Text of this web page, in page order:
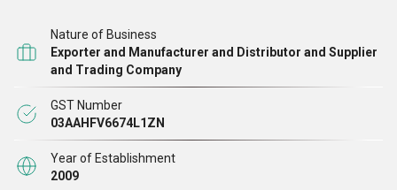
अनूठा चयन हमारी सुविधा में सावधानीपूर्वक उत्पादित किया जाता है। हम यह
सुनिश्चित करते हैं कि विकास प्रक्रिया के बाद हमारे उत्पादों का मूल्यांकन
उच्च गुणवत्ता मानदंडों के अनुसार किया जाए। इन सबके साथ, हमारे ग्राहक
हमारी सेवाओं की सराहना करते हैं और हम यह सुनिश्चित करते हैं कि भविष्य
में यह आभार बरकरार रहे।
Nature of Business
Exporter and Manufacturer and Distributor and Supplier
and Trading Company
GST Number
03AAHFV6674L1ZN
Year of Establishment
2009